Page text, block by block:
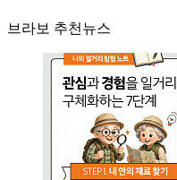
브라보 추천뉴스